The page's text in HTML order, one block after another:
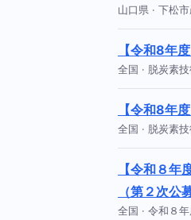
山口県 · 下松
【令和8年
全国 · 脱炭素
【令和8年
全国 · 脱炭素
【令和８
（第２次公
全国 · 令和８